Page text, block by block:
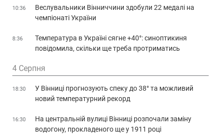
10:36
Веслувальники Вінниччини здобули 22 медалі на
чемпіонаті України
8:36
Температура в Україні сягне +40°: синоптикиня
повідомила, скільки ще треба протриматись
4 Серпня
18:30
У Вінниці прогнозують спеку до 38° та можливий
новий температурний рекорд
16:30
На центральній вулиці Вінниці розпочали заміну
водогону, прокладеного ще у 1911 році